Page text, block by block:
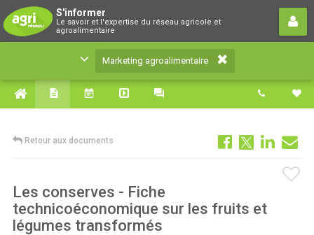
S'informer
Le savoir et l'expertise du réseau agricole et
agroalimentaire
Marketing agroalimentaire
Le savoir et l'expertise du réseau agricole et
agroalimentaire
Marketing agroalimentaire
Retour aux documents
Les conserves - Fiche
technicoéconomique sur les fruits et
légumes transformés